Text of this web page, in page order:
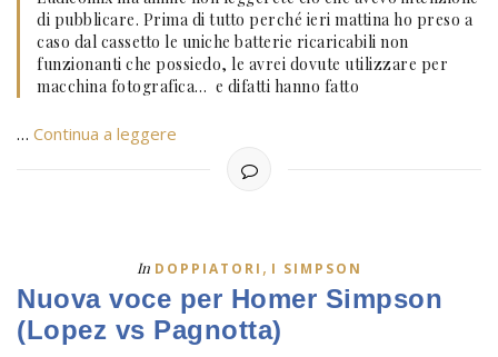
di pubblicare. Prima di tutto perché ieri mattina ho preso a
caso dal cassetto le uniche batterie ricaricabili non
funzionanti che possiedo, le avrei dovute utilizzare per
macchina fotografica… e difatti hanno fatto
… Continua a leggere
In DOPPIATORI , I SIMPSON
Nuova voce per Homer Simpson
(Lopez vs Pagnotta)